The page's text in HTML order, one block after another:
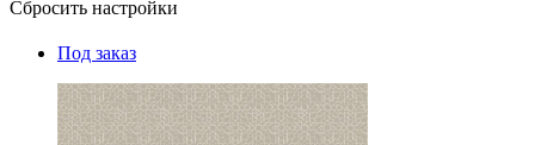
Сбросить настройки
Под заказ